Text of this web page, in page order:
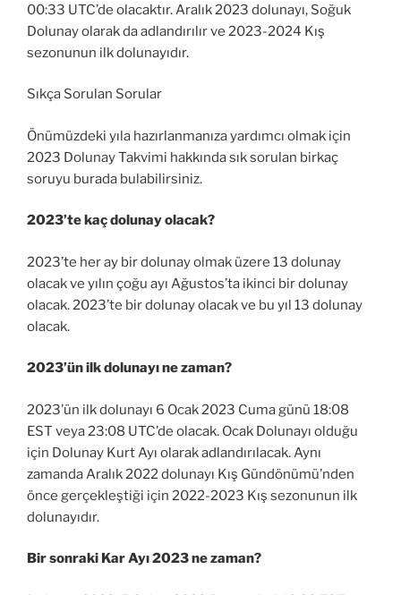
00:33 UTC’de olacaktır. Aralık 2023 dolunayı, Soğuk
Dolunay olarak da adlandırılır ve 2023-2024 Kış
sezonunun ilk dolunayıdır.
Sıkça Sorulan Sorular
Önümüzdeki yıla hazırlanmanıza yardımcı olmak için
2023 Dolunay Takvimi hakkında sık sorulan birkaç
soruyu burada bulabilirsiniz.
2023’te kaç dolunay olacak?
2023’te her ay bir dolunay olmak üzere 13 dolunay
olacak ve yılın çoğu ayı Ağustos’ta ikinci bir dolunay
olacak. 2023’te bir dolunay olacak ve bu yıl 13 dolunay
olacak.
2023’ün ilk dolunayı ne zaman?
2023’ün ilk dolunayı 6 Ocak 2023 Cuma günü 18:08
EST veya 23:08 UTC’de olacak. Ocak Dolunayı olduğu
için Dolunay Kurt Ayı olarak adlandırılacak. Aynı
zamanda Aralık 2022 dolunayı Kış Gündönümü’nden
önce gerçekleştiği için 2022-2023 Kış sezonunun ilk
dolunayıdır.
Bir sonraki Kar Ayı 2023 ne zaman?